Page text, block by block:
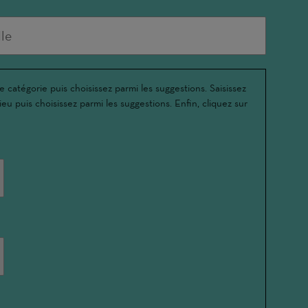
catégorie puis choisissez parmi les suggestions. Saisissez
puis choisissez parmi les suggestions. Enfin, cliquez sur